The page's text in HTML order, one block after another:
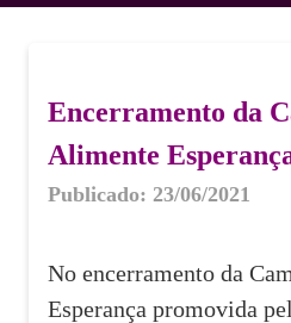
Encerramento da
Alimente
Publicado: 23/06/2021
No encerramento da
Esperança promovida